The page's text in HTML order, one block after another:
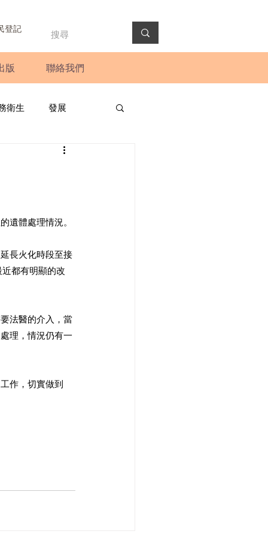
登記
版 聯絡我們
衛生 發展
圓桌會議
遺體處理情況。
長火化時段至接
都有明顯的改
法醫的介入，當
理，情況仍有一
作，切實做到